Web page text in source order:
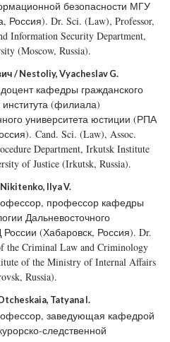
безопасности МГУ
Dr. Sci. (Law), Professor,
Information Security Department,
(Moscow, Russia).
/ Nestoliy, Vyacheslav G.
кафедры гражданского
института (филиала)
университета юстиции (РПА
Cand. Sci. (Law), Assoc.
Department, Irkutsk Institute
of Justice (Irkutsk, Russia).
Ilya V.
профессор кафедры
Дальневосточного
(Хабаровск, Россия). Dr.
the Criminal Law and Criminology
of the Ministry of Internal Affairs
Russia).
Tatyana I.
заведующая кафедрой
следственной